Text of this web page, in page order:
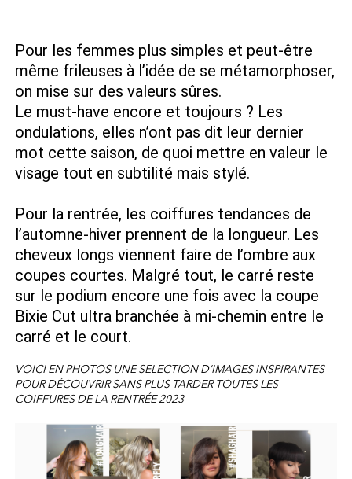
Pour les femmes plus simples et peut-être
même frileuses à l’idée de se métamorphoser,
on mise sur des valeurs sûres.
Le must-have encore et toujours ? Les
ondulations, elles n’ont pas dit leur dernier
mot cette saison, de quoi mettre en valeur le
visage tout en subtilité mais stylé.
Pour la rentrée, les coiffures tendances de
l’automne-hiver prennent de la longueur. Les
cheveux longs viennent faire de l’ombre aux
coupes courtes. Malgré tout, le carré reste
sur le podium encore une fois avec la coupe
Bixie Cut ultra branchée à mi-chemin entre le
carré et le court.
VOICI EN PHOTOS UNE SELECTION D’IMAGES INSPIRANTES
POUR DÉCOUVRIR SANS PLUS TARDER TOUTES LES
COIFFURES DE LA RENTRÉE 2023